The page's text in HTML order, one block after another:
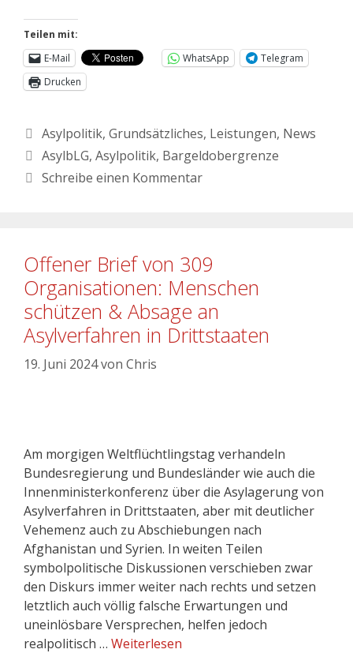
Teilen mit:
E-Mail
WhatsApp
Telegram
Drucken
Asylpolitik, Grundsätzliches, Leistungen, News
AsylbLG, Asylpolitik, Bargeldobergrenze
Schreibe einen Kommentar
Offener Brief von 309
Organisationen: Menschen
schützen & Absage an
Asylverfahren in Drittstaaten
19. Juni 2024von Chris
Am morgigen Weltflüchtlingstag verhandeln
Bundesregierung und Bundesländer wie auch die
Innenministerkonferenz über die Asylagerung von
Asylverfahren in Drittstaaten, aber mit deutlicher
Vehemenz auch zu Abschiebungen nach
Afghanistan und Syrien. In weiten Teilen
symbolpolitische Diskussionen verschieben zwar
den Diskurs immer weiter nach rechts und setzen
letztlich auch völlig falsche Erwartungen und
uneinlösbare Versprechen, helfen jedoch
realpolitisch … Weiterlesen